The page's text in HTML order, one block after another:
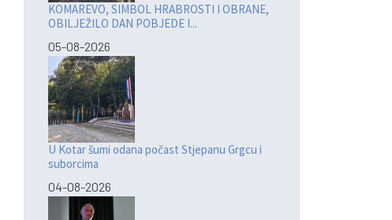
KOMAREVO, SIMBOL HRABROSTI I OBRANE,
OBILJEŽILO DAN POBJEDE I...
05-08-2026
U Kotar šumi odana počast Stjepanu Grgcu i
suborcima
04-08-2026